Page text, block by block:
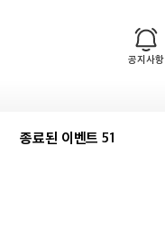
공지사항
종료된 이벤트 51